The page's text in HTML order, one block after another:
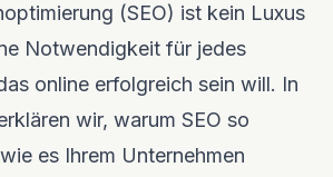
(SEO) ist kein Luxus
Notwendigkeit für jedes
online erfolgreich sein will. In
wir, warum SEO so
es Ihrem Unternehmen